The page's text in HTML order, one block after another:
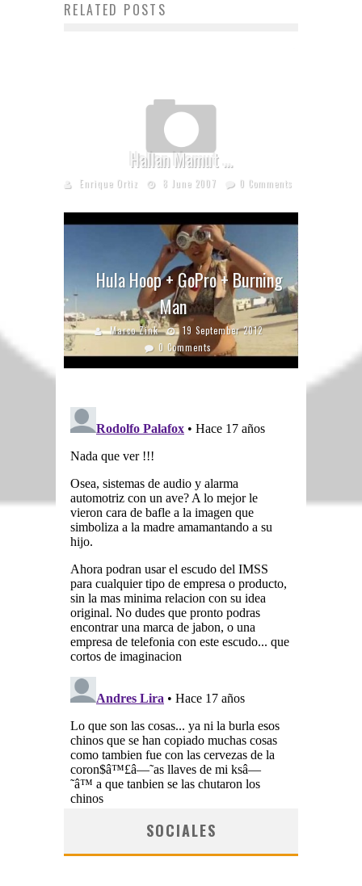
RELATED POSTS
Hallan Mamut …
Enrique Ortiz 8 June 2007 0 Comments
Hula Hoop + GoPro + Burning
Man
Marco Zink
19 September 2012
0 Comments
SOCIALES